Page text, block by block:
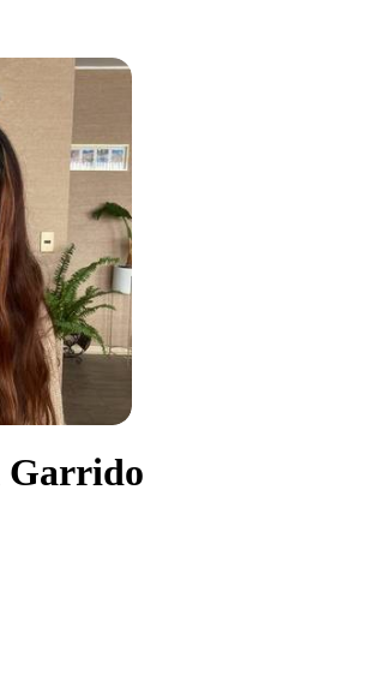
Garrido